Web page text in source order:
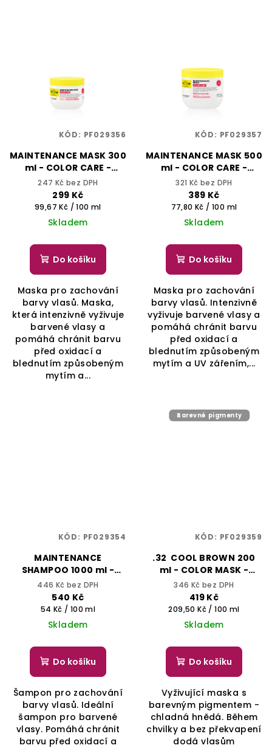
MAINTENANCE MASK 300
ml - COLOR CARE -
YELLOW PROFESSIONAL
247 Kč bez DPH
299 Kč
Měrná
cena:
99,67 Kč / 100 ml
Skladem
Do košíku
Maska pro zachování
barvy vlasů. Maska,
která intenzivně vyživuje
barvené vlasy a
pomáhá chránit barvu
před oxidací a
blednutím způsobeným
mytím a...
KÓD: PF029356
MAINTENANCE MASK 500
ml - COLOR CARE -
YELLOW PROFESSIONAL
321 Kč bez DPH
389 Kč
Měrná
cena:
77,80 Kč / 100 ml
Skladem
Do košíku
Maska pro zachování
barvy vlasů. Intenzivně
vyživuje barvené vlasy a
pomáhá chránit barvu
před oxidací a
blednutím způsobeným
mytím a UV zářením,...
KÓD: PF029357
MAINTENANCE
SHAMPOO 1000 ml -
COLOR CARE - YELLOW
PROFESSIONAL
446 Kč bez DPH
540 Kč
Měrná
cena:
54 Kč / 100 ml
Skladem
Do košíku
Šampon pro zachování
barvy vlasů. Ideální
šampon pro barvené
vlasy. Pomáhá chránit
barvu před oxidací a
KÓD: PF029354
Barevné pigmenty
.32 COOL BROWN 200
ml - COLOR MASK -
YELLOW PROFESSIONAL
346 Kč bez DPH
419 Kč
Měrná
cena:
209,50 Kč / 100 ml
Skladem
Do košíku
Vyživující maska s
barevným pigmentem -
chladná hnědá. Během
chvilky a bez překvapení
dodá vlasům
KÓD: PF029359